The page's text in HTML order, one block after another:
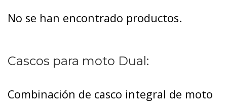
No se han encontrado productos.
Cascos para moto Dual:
Combinación de casco integral de moto